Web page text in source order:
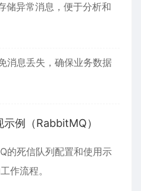
储异常消息，便于分析和
消息丢失，确保业务数据
例（RabbitMQ）
的死信队列配置和使用示
作流程。